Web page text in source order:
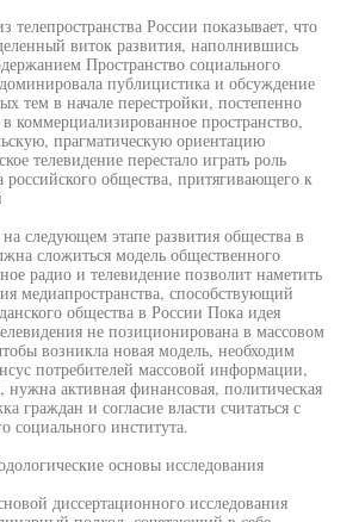
телепространства России показывает, что
виток развития, наполнившись
Пространство социального
публицистика и обсуждение
тем в начале перестройки, постепенно
коммерциализированное пространство,
прагматическую ориентацию
телевидение перестало играть роль
российского общества, притягивающего к
следующем этапе развития общества в
сложиться модель общественного
радио и телевидение позволит наметить
медиапространства, способствующий
общества в России Пока идея
не позиционирована в массовом
возникла новая модель, необходим
потребителей массовой информации,
активная финансовая, политическая
граждан и согласие власти считаться с
социального института.
основы исследования
диссертационного исследования